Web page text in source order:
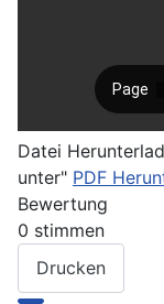
Datei
unter" PDF
Bewertung
0 stimmen
Drucken